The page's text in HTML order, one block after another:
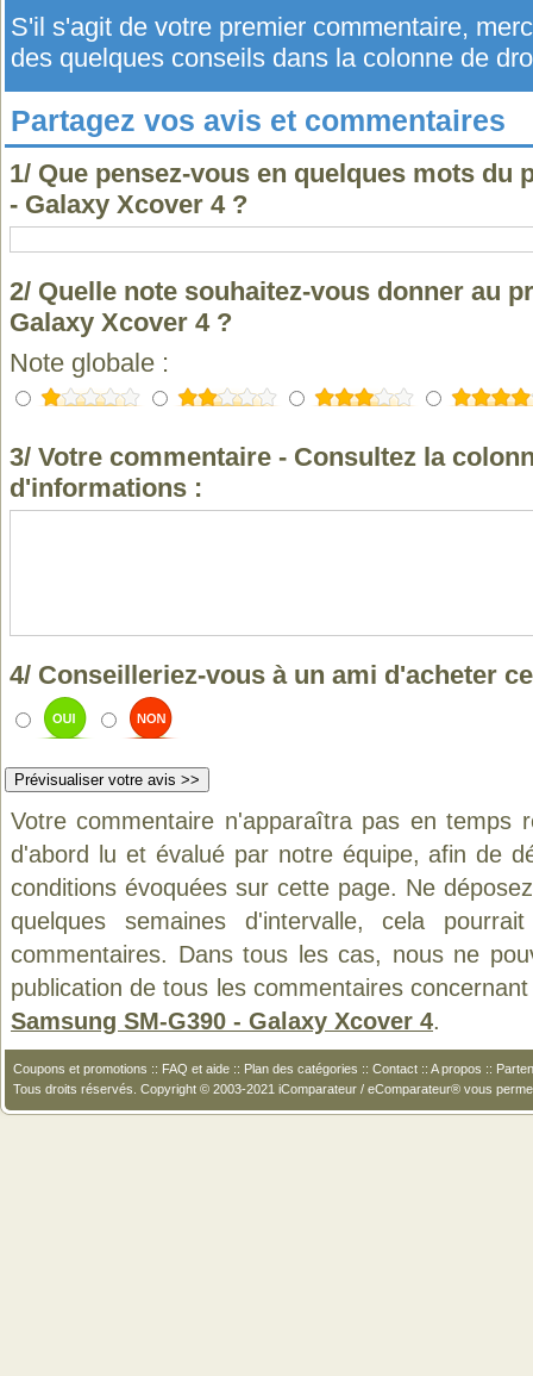
S'il s'agit de votre premier commentaire,
des quelques conseils dans la colonne de
Partagez vos avis et commentaires
1/ Que pensez-vous en quelques mots du
- Galaxy Xcover 4 ?
2/ Quelle note souhaitez-vous donner au
Galaxy Xcover 4 ?
Note globale :
3/ Votre commentaire - Consultez la
d'informations :
4/ Conseilleriez-vous à un ami d'acheter
Votre commentaire n'apparaîtra pas en temps
d'abord lu et évalué par notre équipe, afin de
conditions évoquées sur cette page. Ne
quelques semaines d'intervalle, cela
commentaires. Dans tous les cas, nous ne
publication de tous les commentaires
Samsung SM-G390 - Galaxy Xcover 4.
Coupons et promotions :: FAQ et aide :: Plan des catégories :: Contact :: A propos ::
Tous droits réservés. Copyright © 2003-2021 iComparateur / eComparateur® vous